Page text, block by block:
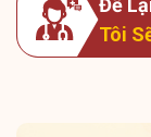
Để
Tôi